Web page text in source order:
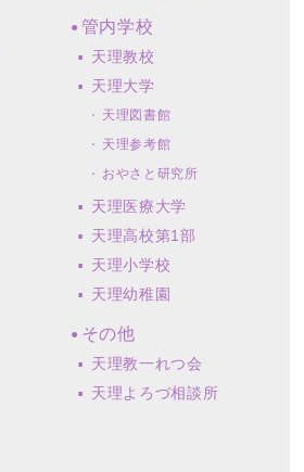
管内学校
天理教校
天理大学
天理図書館
天理参考館
おやさと研究所
天理医療大学
天理高校第1部
天理小学校
天理幼稚園
その他
天理教一れつ会
天理よろづ相談所